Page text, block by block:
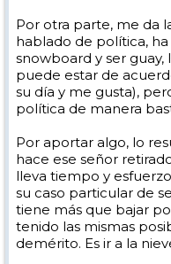
Por otra parte, me da
hablado de política,
snowboard y ser guay,
puede estar de
su día y me gusta),
política de manera
Por aportar algo, lo
hace ese señor
lleva tiempo y
su caso particular de
tiene más que bajar
tenido las mismas
demérito. Es ir a la